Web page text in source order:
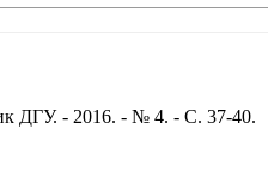
ДГУ. - 2016. - № 4. - С. 37-40.